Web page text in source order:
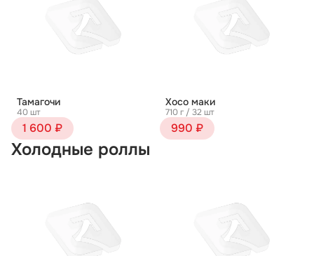
Тамагочи
40 шт
1 600 ₽
Хосо маки
710 г / 32 шт
990 ₽
Холодные роллы